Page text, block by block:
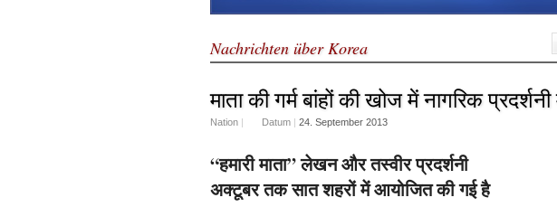
Nachrichten über Korea
माता की गर्म बांहों की खोज में नागरिक
Nation | Datum | 24. September 2013
“हमारी माता” लेखन और तस्वीर प्रदर्शनी
अक्टूबर तक सात शहरों में आयोजित की गई है